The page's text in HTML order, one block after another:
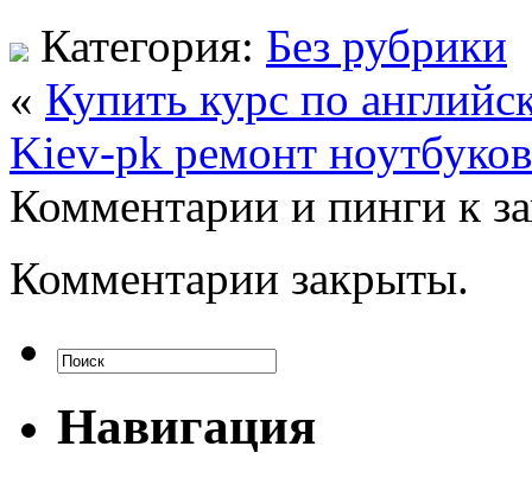
Категория: Без рубрики
« Купить курс по
Kiev-pk ремонт
Комментарии и пинги к
Комментарии закрыты.
Навигация